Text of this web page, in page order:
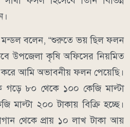
মন্ডল বলেন, “শুরুতে ভয় ছিল ফলন
উপজেলা কৃষি অফিসের নিয়মিত
করে আমি অভাবনীয় ফলন পেয়েছি।
গড়ে ৮০ থেকে ১০০ কেজি মাল্টা
মাল্টা ২০০ টাকায় বিক্রি হচ্ছে।
থেকে প্রায় ১০ লাখ টাকা আয়